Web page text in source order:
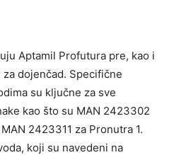
Aptamil Profutura pre, kao i
dojenčad. Specifične
su ključne za sve
kao što su MAN 2423302
2423311 za Pronutra 1.
koji su navedeni na